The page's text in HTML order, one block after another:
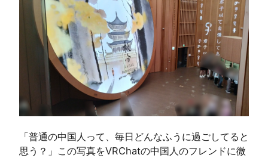
「普通の中国人って、毎日どんなふうに過ごしてると
思う？」この写真をVRChatの中国人のフレンドに微